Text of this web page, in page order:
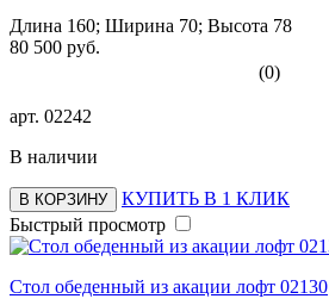
Длина 160; Ширина 70; Высота 78
80 500 руб.
(0)
арт. 02242
В наличии
В КОРЗИНУ
КУПИТЬ В 1 КЛИК
Быстрый просмотр
Стол обеденный из акации лофт 02130